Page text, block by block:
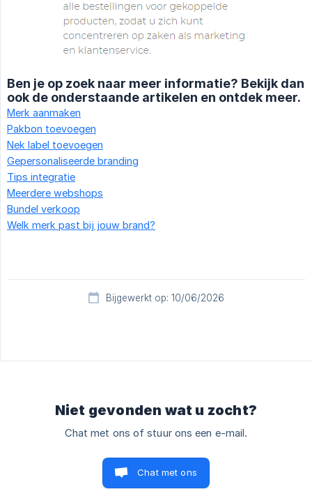
Ben je op zoek naar meer informatie? Bekijk dan
ook de onderstaande artikelen en ontdek meer.
Merk aanmaken
Pakbon toevoegen
Nek label toevoegen
Gepersonaliseerde branding
Tips integratie
Meerdere webshops
Bundel verkoop
Welk merk past bij jouw brand?
Bijgewerkt op: 10/06/2026
Niet gevonden wat u zocht?
Chat met ons of stuur ons een e-mail.
Chat met ons